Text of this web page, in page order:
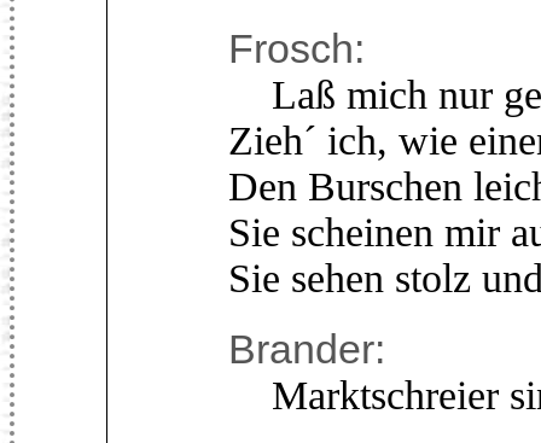
Frosch:
Laß mich nur
Zieh´ ich, wie
Den Burschen
Sie scheinen mir
Sie sehen stolz
Brander:
Marktschreier